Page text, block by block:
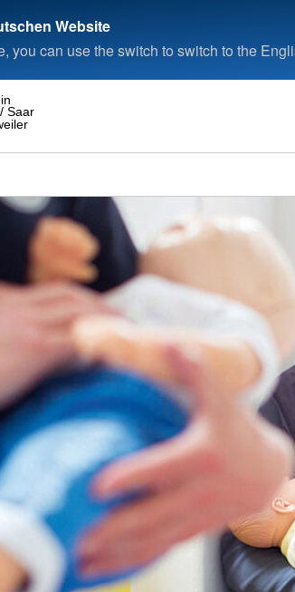
Website
you can use the switch to switch to the
Saar